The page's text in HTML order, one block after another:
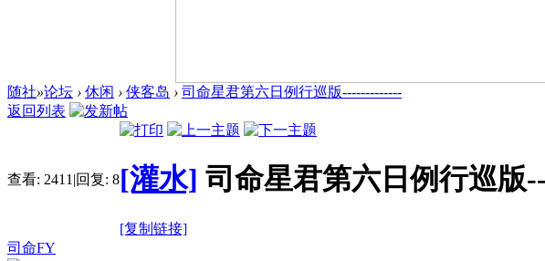
随社»论坛 › 休闲 › 侠客岛 › 司命星君第六日例行巡版-------------
返回列表
查看: 2411 |回复: 8[灌水] 司命星君第六日例行巡版
[复制链接]
司命FY